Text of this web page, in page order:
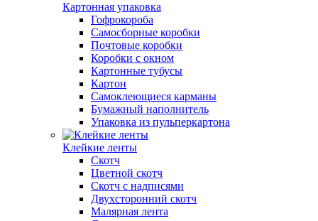
Картонная упаковка
Гофрокороба
Самосборные коробки
Почтовые коробки
Коробки с окном
Картонные тубусы
Картон
Самоклеющиеся карманы
Бумажный наполнитель
Упаковка из пульперкартона
Клейкие ленты
Скотч
Цветной скотч
Скотч с надписями
Двухсторонний скотч
Малярная лента